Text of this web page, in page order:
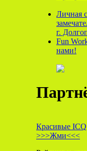
Личная
г.
Fun
нами!
Красивые
>>>Жми<<<